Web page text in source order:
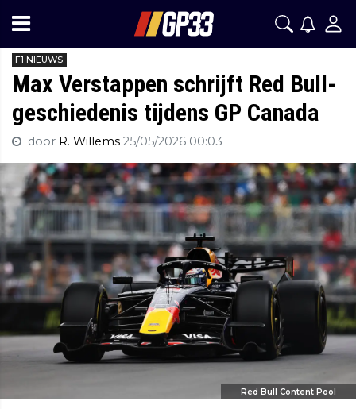
F1 NIEUWS
Max Verstappen schrijft Red Bull-
geschiedenis tijdens GP Canada
door R. Willems 25/05/2026 00:03
Red Bull Content Pool